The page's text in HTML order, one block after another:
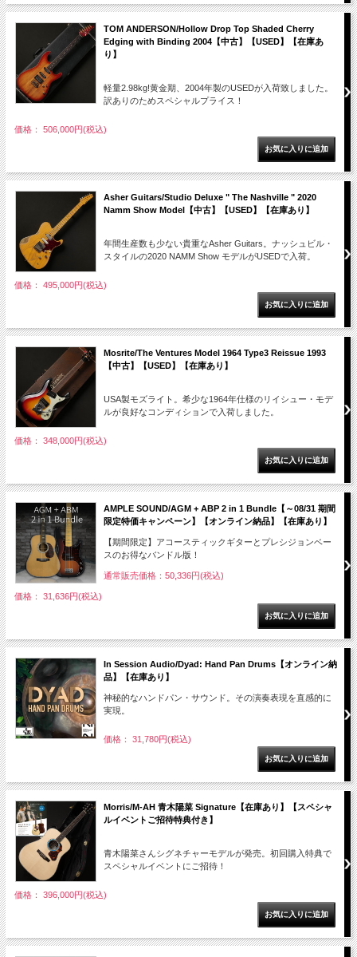
TOM ANDERSON/Hollow Drop Top Shaded Cherry
Edging with Binding 2004【中古】【USED】【在庫あ
り】
軽量2.98kg!黄金期、2004年製のUSEDが入荷致しました。
訳ありのためスペシャルプライス！
価格： 506,000円(税込)
Asher Guitars/Studio Deluxe " The Nashville " 2020
Namm Show Model【中古】【USED】【在庫あり】
年間生産数も少ない貴重なAsher Guitars。ナッシュビル・
スタイルの2020 NAMM Show モデルがUSEDで入荷。
価格： 495,000円(税込)
Mosrite/The Ventures Model 1964 Type3 Reissue 1993
【中古】【USED】【在庫あり】
USA製モズライト。希少な1964年仕様のリイシュー・モデ
ルが良好なコンディションで入荷しました。
価格： 348,000円(税込)
AMPLE SOUND/AGM + ABP 2 in 1 Bundle【～08/31 期間
限定特価キャンペーン】【オンライン納品】【在庫あり】
【期間限定】アコースティックギターとプレシジョンベー
スのお得なバンドル版！
通常販売価格：50,336円(税込)
価格： 31,636円(税込)
In Session Audio/Dyad: Hand Pan Drums【オンライン納
品】【在庫あり】
神秘的なハンドパン・サウンド。その演奏表現を直感的に
実現。
価格： 31,780円(税込)
Morris/M-AH 青木陽菜 Signature【在庫あり】【スペシャ
ルイベントご招待特典付き】
青木陽菜さんシグネチャーモデルが発売。初回購入特典で
スペシャルイベントにご招待！
価格： 396,000円(税込)